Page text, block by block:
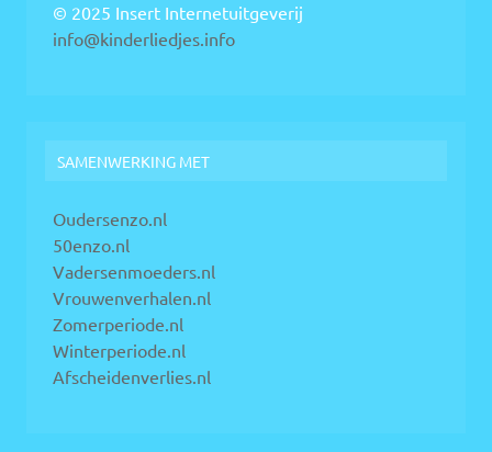
© 2025 Insert Internetuitgeverij
info@kinderliedjes.info
SAMENWERKING MET
Oudersenzo.nl
50enzo.nl
Vadersenmoeders.nl
Vrouwenverhalen.nl
Zomerperiode.nl
Winterperiode.nl
Afscheidenverlies.nl